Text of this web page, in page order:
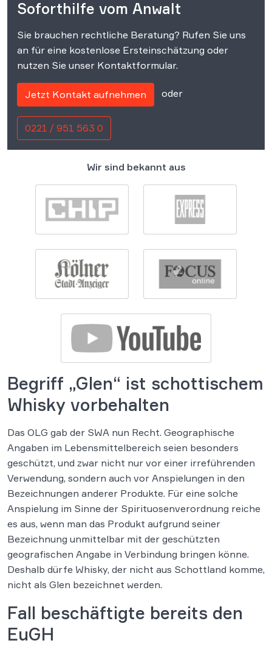
Soforthilfe vom Anwalt
Sie brauchen rechtliche Beratung? Rufen Sie uns
an für eine kostenlose Ersteinschätzung oder
nutzen Sie unser Kontaktformular.
Jetzt Kontakt aufnehmen oder
0221 / 951 563 0
Wir sind bekannt aus
Begriff „Glen“ ist schottischem
Whisky vorbehalten
Das OLG gab der SWA nun Recht. Geographische
Angaben im Lebensmittelbereich seien besonders
geschützt, und zwar nicht nur vor einer irreführenden
Verwendung, sondern auch vor Anspielungen in den
Bezeichnungen anderer Produkte. Für eine solche
Anspielung im Sinne der Spirituosenverordnung reiche
es aus, wenn man das Produkt aufgrund seiner
Bezeichnung unmittelbar mit der geschützten
geografischen Angabe in Verbindung bringen könne.
Deshalb dürfe Whisky, der nicht aus Schottland komme,
nicht als Glen bezeichnet werden.
Fall beschäftigte bereits den
EuGH